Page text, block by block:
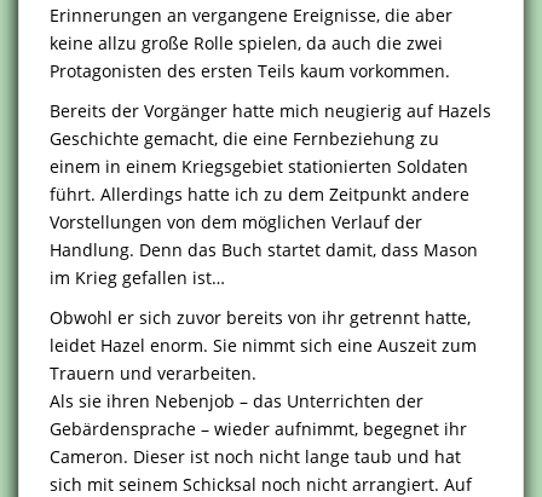
Erinnerungen an vergangene Ereignisse, die aber
keine allzu große Rolle spielen, da auch die zwei
Protagonisten des ersten Teils kaum vorkommen.
Bereits der Vorgänger hatte mich neugierig auf Hazels
Geschichte gemacht, die eine Fernbeziehung zu
einem in einem Kriegsgebiet stationierten Soldaten
führt. Allerdings hatte ich zu dem Zeitpunkt andere
Vorstellungen von dem möglichen Verlauf der
Handlung. Denn das Buch startet damit, dass Mason
im Krieg gefallen ist…
Obwohl er sich zuvor bereits von ihr getrennt hatte,
leidet Hazel enorm. Sie nimmt sich eine Auszeit zum
Trauern und verarbeiten.
Als sie ihren Nebenjob – das Unterrichten der
Gebärdensprache – wieder aufnimmt, begegnet ihr
Cameron. Dieser ist noch nicht lange taub und hat
sich mit seinem Schicksal noch nicht arrangiert. Auf